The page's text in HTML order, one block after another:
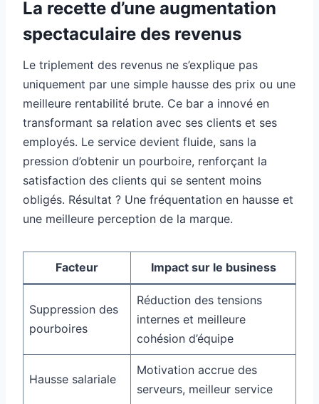
La recette d’une augmentation
spectaculaire des revenus
Le triplement des revenus ne s’explique pas
uniquement par une simple hausse des prix ou une
meilleure rentabilité brute. Ce bar a innové en
transformant sa relation avec ses clients et ses
employés. Le service devient fluide, sans la
pression d’obtenir un pourboire, renforçant la
satisfaction des clients qui se sentent moins
obligés. Résultat ? Une fréquentation en hausse et
une meilleure perception de la marque.
Facteur Impact sur le business
Suppression des
pourboires
Réduction des tensions
internes et meilleure
cohésion d’équipe
Hausse salariale
Motivation accrue des
serveurs, meilleur service